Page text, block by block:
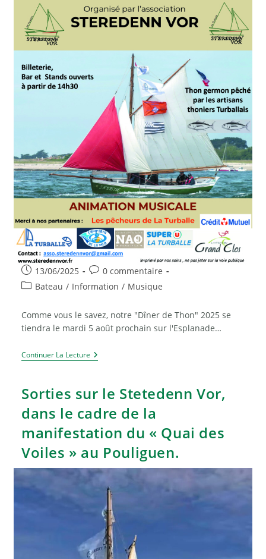
Publication
publiée :
13/06/2025
Commentaires
de
0 commentaire
PostBateau / Information / Musique
Comme vous le savez, notre "Dîner de Thon" 2025 se
tiendra le mardi 5 août prochain sur l'Esplanade…
Continuer La Lecture« Dîner
De
5
Août
2025
Sorties sur le Stetedenn Vor,
dans le cadre de la
manifestation du « Quai des
Voiles » au Pouliguen.